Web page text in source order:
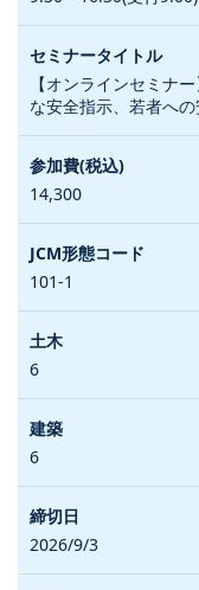
【オンラインセミナ
な安全指示、若者へ
14,300
101-1
6
6
2026/9/3